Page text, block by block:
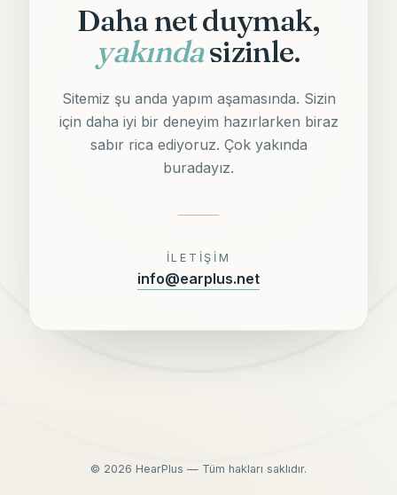
Daha net duymak,
yakındasizinle.
Sitemiz şu anda yapım aşamasında. Sizin
için daha iyi bir deneyim hazırlarken biraz
sabır rica ediyoruz. Çok yakında
buradayız.
İLETIŞIM
info@earplus.net
© 2026 HearPlus — Tüm hakları saklıdır.